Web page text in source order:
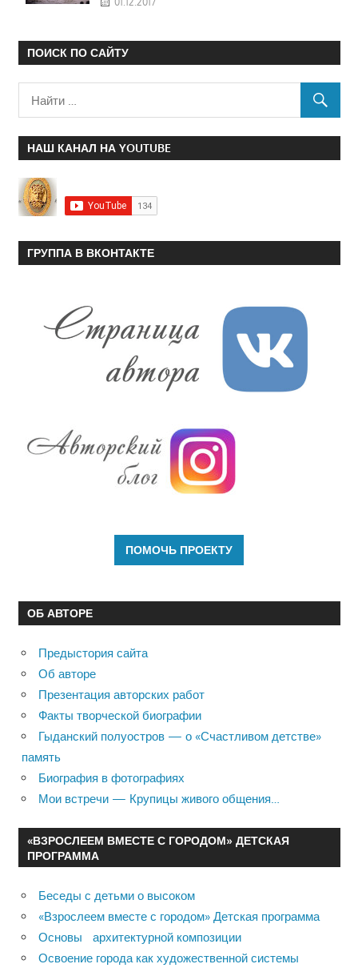
ПОИСК ПО САЙТУ
НАШ КАНАЛ НА YOUTUBE
ГРУППА В ВКОНТАКТЕ
ОБ АВТОРЕ
Предыстория сайта
Об авторе
Презентация авторских работ
Факты творческой биографии
Гыданский полуостров — о «Счастливом детстве»
память
Биография в фотографиях
Мои встречи — Крупицы живого общения…
«ВЗРОСЛЕЕМ ВМЕСТЕ С ГОРОДОМ» ДЕТСКАЯ
ПРОГРАММА
Беседы с детьми о высоком
«Взрослеем вместе с городом» Детская программа
Основы архитектурной композиции
Освоение города как художественной системы